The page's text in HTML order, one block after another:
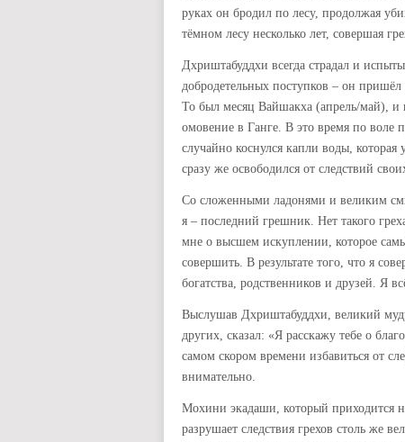
руках он бродил по лесу, продолжая
тёмном лесу несколько лет, совершая
Дхриштабуддхи всегда страдал и
добродетельных поступков – он
То был месяц Вайшакха (апрель/май), и
омовение в Ганге. В это время по воле
случайно коснулся капли воды,
сразу же освободился от следствий
Со сложенными ладонями и великим
я – последний грешник. Нет такого
мне о высшем искуплении, которое
совершить. В результате того, что я
богатства, родственников и друзей. Я
Выслушав Дхриштабуддхи, великий
других, сказал: «Я расскажу тебе о
самом скором времени избавиться от
внимательно.
Мохини экадаши, который приходится
разрушает следствия грехов столь же